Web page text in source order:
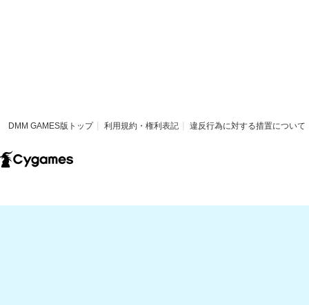
DMM GAMES版トップ 利用規約・権利表記 違反行為に対する措置について